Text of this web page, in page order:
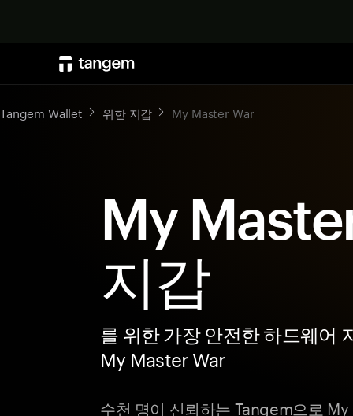
Tangem Wallet 위한 지갑 My Master War
My
지갑
를 위한 가장 안전한 하드웨어
My Master War
수천 명이 신뢰하는 Tangem으로